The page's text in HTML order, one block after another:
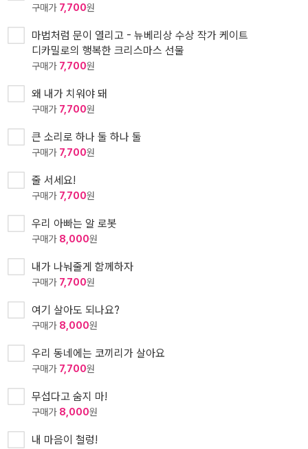
구매가 7,700원
마법처럼 문이 열리고 - 뉴베리상 수상 작가 케이트
디카밀로의 행복한 크리스마스 선물
구매가 7,700원
왜 내가 치워야 돼
구매가 7,700원
큰 소리로 하나 둘 하나 둘
구매가 7,700원
줄 서세요!
구매가 7,700원
우리 아빠는 알 로봇
구매가 8,000원
내가 나눠줄게 함께하자
구매가 7,700원
여기 살아도 되나요?
구매가 8,000원
우리 동네에는 코끼리가 살아요
구매가 7,700원
무섭다고 숨지 마!
구매가 8,000원
내 마음이 철렁!